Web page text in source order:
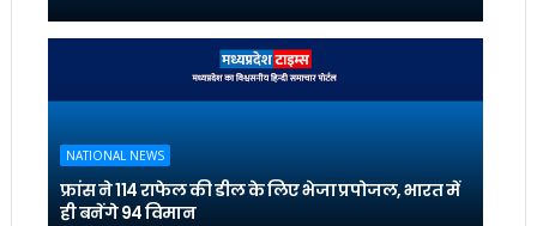
NATIONAL NEWS
फ्रांस ने 114 राफेल की डील के लिए भेजा प्रपोजल, भारत में
ही बनेंगे 94 विमान